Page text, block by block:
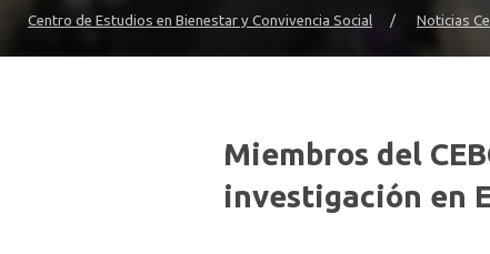
Centro de Estudios en Bienestar y Convivencia Social / Noticias
Miembros del
investigación en